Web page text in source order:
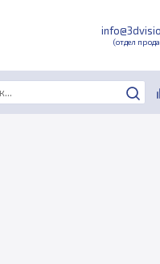
(отдел